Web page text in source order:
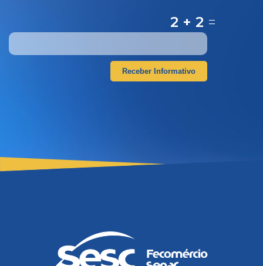
2 + 2 =
Receber Informativo